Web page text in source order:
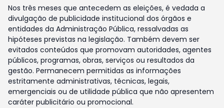
Nos três meses que antecedem as eleições, é vedada a
divulgação de publicidade institucional dos órgãos e
entidades da Administração Pública, ressalvadas as
hipóteses previstas na legislação. Também devem ser
evitados conteúdos que promovam autoridades, agentes
públicos, programas, obras, serviços ou resultados da
gestão. Permanecem permitidas as informações
estritamente administrativas, técnicas, legais,
emergenciais ou de utilidade pública que não apresentem
caráter publicitário ou promocional.